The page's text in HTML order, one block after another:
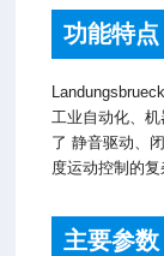
功能特点
工业自动化、
了 静音驱动、
度运动控制的复
主要参数